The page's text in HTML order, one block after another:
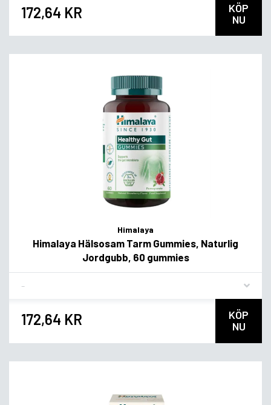
172,64 KR
KÖP
NU
Himalaya
Himalaya Hälsosam Tarm Gummies, Naturlig
Jordgubb, 60 gummies
172,64 KR
KÖP
NU